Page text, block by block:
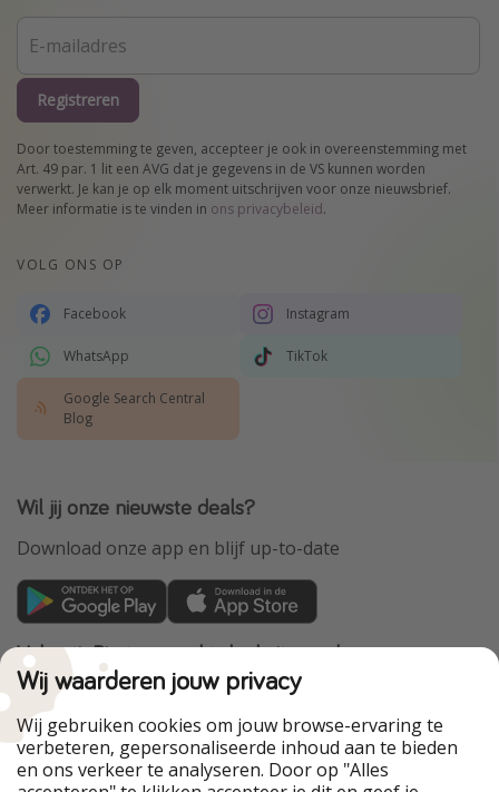
Registreren
Door toestemming te geven, accepteer je ook in overeenstemming met
Art. 49 par. 1 lit een AVG dat je gegevens in de VS kunnen worden
verwerkt. Je kan je op elk moment uitschrijven voor onze nieuwsbrief.
Meer informatie is te vinden in ons privacybeleid.
VOLG ONS OP
Facebook Instagram
WhatsApp TikTok
Google Search Central
Blog
Wil jij onze nieuwste deals?
Download onze app en blijf up-to-date
VakantiePiraten maakt deel uit van de
HolidayPirates Group
Onze markten
PiratinViaggio
HolidayPirates
WakacyjniPiraci
VoyagesPirates
Wij waarderen jouw privacy
Wij gebruiken cookies om jouw browse-ervaring te
verbeteren, gepersonaliseerde inhoud aan te bieden
en ons verkeer te analyseren. Door op "Alles